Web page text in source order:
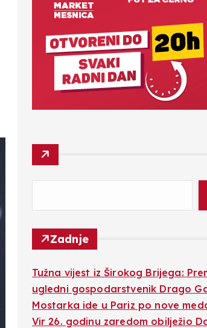
Zadnje
Tužna vijest iz Širokog Brijega:
ugledni gospodarstvenik Drago
Mostarka ide u Pariz po nove
Vir 26. godinu zaredom obilježio